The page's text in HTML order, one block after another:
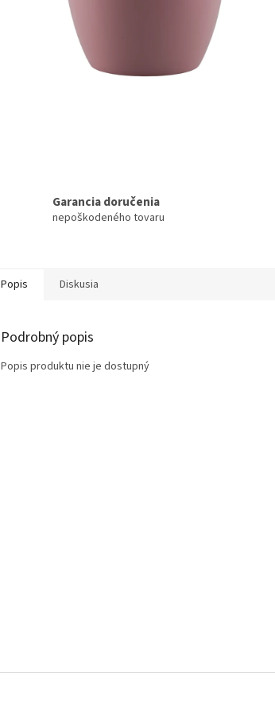
Garancia doručenia
nepoškodeného tovaru
Popis Diskusia
Podrobný popis
Popis produktu nie je dostupný